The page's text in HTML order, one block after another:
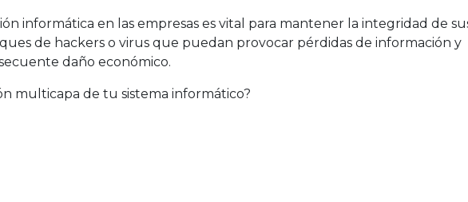
informática en las empresas es vital para mantener la integridad de
de hackers o virus que puedan provocar pérdidas de información y
daño económico.
multicapa de tu sistema informático?